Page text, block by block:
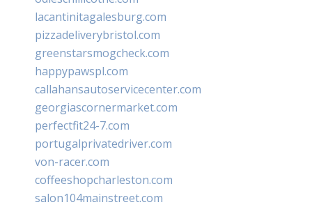
lacantinitagalesburg.com
pizzadeliverybristol.com
greenstarsmogcheck.com
happypawspl.com
callahansautoservicecenter.com
georgiascornermarket.com
perfectfit24-7.com
portugalprivatedriver.com
von-racer.com
coffeeshopcharleston.com
salon104mainstreet.com